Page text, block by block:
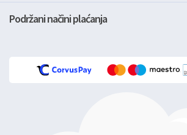
Podržani načini plaćanja